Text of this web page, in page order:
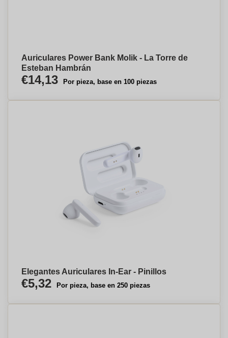
Auriculares Power Bank Molik - La Torre de
Esteban Hambrán
€14,13 Por pieza, base en 100 piezas
Elegantes Auriculares In-Ear - Pinillos
€5,32 Por pieza, base en 250 piezas